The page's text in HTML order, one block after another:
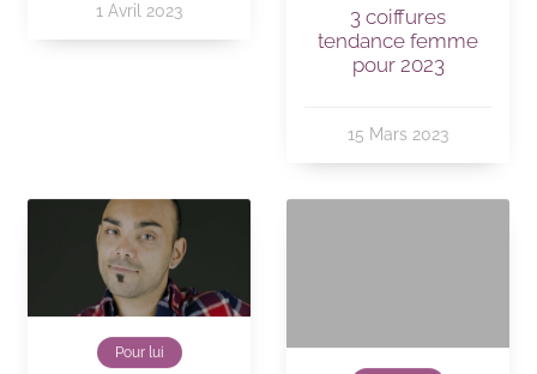
1 Avril 2023
3 coiffures
tendance femme
pour 2023
15 Mars 2023
Pour lui